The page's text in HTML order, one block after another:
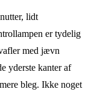
lidt
er tydelig
med jævn
yderste kanter af
bleg. Ikke noget